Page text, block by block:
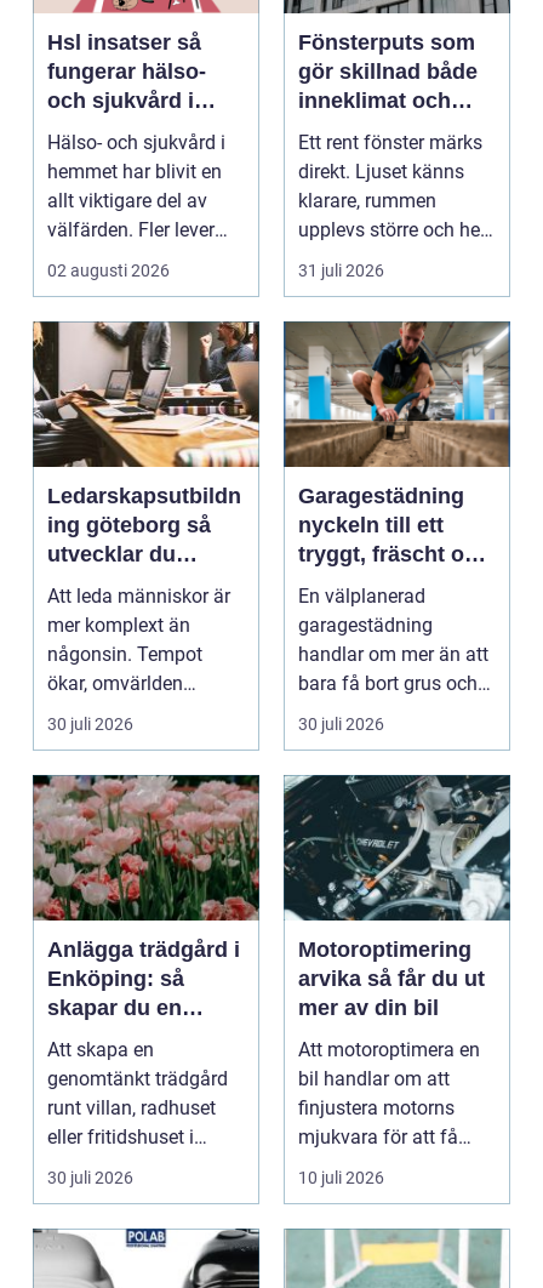
Hsl insatser så
fungerar hälso-
och sjukvård i
hemmet
Hälso- och sjukvård i
hemmet har blivit en
allt viktigare del av
välfärden. Fler lever
längre, fler ...
02 augusti 2026
Fönsterputs som
gör skillnad både
inneklimat och
utsikt
Ett rent fönster märks
direkt. Ljuset känns
klarare, rummen
upplevs större och hela
hemmet eller kon...
31 juli 2026
Ledarskapsutbildn
ing göteborg så
utvecklar du
ledare som håller i
längden
Att leda människor är
mer komplext än
någonsin. Tempot
ökar, omvärlden
förändras snabbt och
medarbet...
30 juli 2026
Garagestädning
nyckeln till ett
tryggt, fräscht och
hållbart garage
En välplanerad
garagestädning
handlar om mer än att
bara få bort grus och
damm från golvet.
Rena gar...
30 juli 2026
Anlägga trädgård i
Enköping: så
skapar du en
hållbar och
harmonisk
utemiljö
Att skapa en
genomtänkt trädgård
runt villan, radhuset
eller fritidshuset i
Enkö...
30 juli 2026
Motoroptimering
arvika så får du ut
mer av din bil
Att motoroptimera en
bil handlar om att
finjustera motorns
mjukvara för att få
bättre respons, mer k...
10 juli 2026